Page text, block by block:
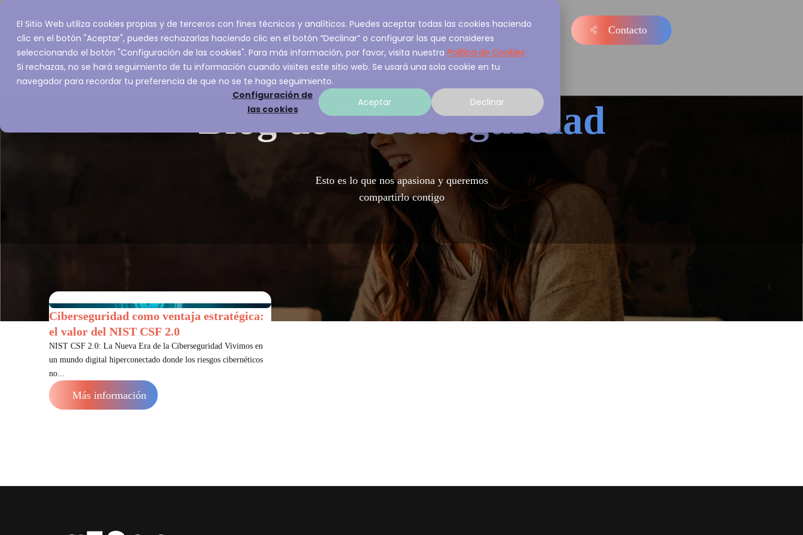
El Sitio Web utiliza cookies propias y de terceros con fines técnicos y analíticos. Puedes aceptar todas las cookies haciendo
clic en el botón "Aceptar", puedes rechazarlas haciendo clic en el botón “Declinar” o configurar las que consideres
seleccionando el botón "Configuración de las cookies". Para más información, por favor, visita nuestra Política de Cookies
Si rechazas, no se hará seguimiento de tu información cuando visites este sitio web. Se usará una sola cookie en tu
navegador para recordar tu preferencia de que no se te haga seguimiento.
Configuración de
las cookies
Aceptar Declinar
Inicio Servicios Sobre A3Sec Experiencia Recursos Contacto
Blog deCiberseguridad
Esto es lo que nos apasiona y queremos
compartirlo contigo
Ciberseguridad como ventaja estratégica:
el valor del NIST CSF 2.0
NIST CSF 2.0: La Nueva Era de la Ciberseguridad Vivimos en
un mundo digital hiperconectado donde los riesgos cibernéticos
no...
Más información